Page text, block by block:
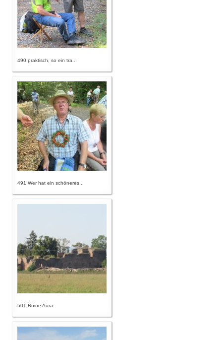
490 praktisch, so ein tra...
491 Wer hat ein schöneres...
501 Ruine Aura